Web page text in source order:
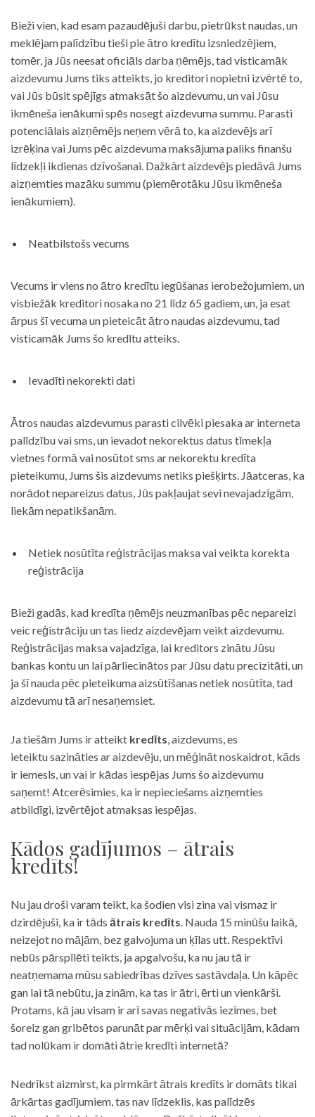
Bieži vien, kad esam pazaudējuši darbu, pietrūkst naudas, un
meklējam palīdzību tieši pie ātro kredītu izsniedzējiem,
tomēr, ja Jūs neesat oficiāls darba ņēmējs, tad visticamāk
aizdevumu Jums tiks atteikts, jo kreditori nopietni izvērtē to,
vai Jūs būsit spējīgs atmaksāt šo aizdevumu, un vai Jūsu
ikmēneša ienākumi spēs nosegt aizdevuma summu. Parasti
potenciālais aizņēmējs neņem vērā to, ka aizdevējs arī
izrēķina vai Jums pēc aizdevuma maksājuma paliks finanšu
līdzekļi ikdienas dzīvošanai. Dažkārt aizdevējs piedāvā Jums
aizņemties mazāku summu (piemērotāku Jūsu ikmēneša
ienākumiem).
Neatbilstošs vecums
Vecums ir viens no ātro kredītu iegūšanas ierobežojumiem, un
visbiežāk kreditori nosaka no 21 līdz 65 gadiem, un, ja esat
ārpus šī vecuma un pieteicāt ātro naudas aizdevumu, tad
visticamāk Jums šo kredītu atteiks.
Ievadīti nekorekti dati
Ātros naudas aizdevumus parasti cilvēki piesaka ar interneta
palīdzību vai sms, un ievadot nekorektus datus tīmekļa
vietnes formā vai nosūtot sms ar nekorektu kredīta
pieteikumu, Jums šis aizdevums netiks piešķirts. Jāatceras, ka
norādot nepareizus datus, Jūs pakļaujat sevi nevajadzīgām,
liekām nepatikšanām.
Netiek nosūtīta reģistrācijas maksa vai veikta korekta
reģistrācija
Bieži gadās, kad kredīta ņēmējs neuzmanības pēc nepareizi
veic reģistrāciju un tas liedz aizdevējam veikt aizdevumu.
Reģistrācijas maksa vajadzīga, lai kreditors zinātu Jūsu
bankas kontu un lai pārliecinātos par Jūsu datu precizitāti, un
ja šī nauda pēc pieteikuma aizsūtīšanas netiek nosūtīta, tad
aizdevumu tā arī nesaņemsiet.
Ja tiešām Jums ir atteikt kredīts, aizdevums, es
ieteiktu sazināties ar aizdevēju, un mēģināt noskaidrot, kāds
ir iemesls, un vai ir kādas iespējas Jums šo aizdevumu
saņemt! Atcerēsimies, ka ir nepieciešams aizņemties
atbildīgi, izvērtējot atmaksas iespējas.
Kādos gadījumos – ātrais
kredīts!
Nu jau droši varam teikt, ka šodien visi zina vai vismaz ir
dzirdējuši, ka ir tāds ātrais kredīts. Nauda 15 minūšu laikā,
neizejot no mājām, bez galvojuma un ķīlas utt. Respektīvi
nebūs pārspīlēti teikts, ja apgalvošu, ka nu jau tā ir
neatņemama mūsu sabiedrības dzīves sastāvdaļa. Un kāpēc
gan lai tā nebūtu, ja zinām, ka tas ir ātri, ērti un vienkārši.
Protams, kā jau visam ir arī savas negatīvās iezīmes, bet
šoreiz gan gribētos parunāt par mērķi vai situācijām, kādam
tad nolūkam ir domāti ātrie kredīti internetā?
Nedrīkst aizmirst, ka pirmkārt ātrais kredīts ir domāts tikai
ārkārtas gadījumiem, tas nav līdzeklis, kas palīdzēs